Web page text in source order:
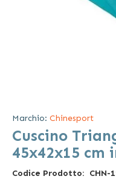
galleria
di
immagini
Marchio: Chinesport
Cuscino
45x42x15 cm
Codice Prodotto CHN-